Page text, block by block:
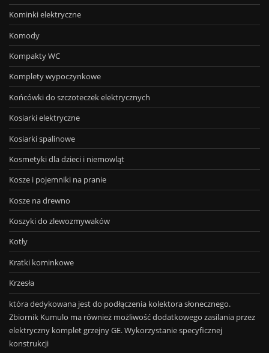
Kominki elektryczne
Komody
Kompakty WC
Komplety wypoczynkowe
Końcówki do szczoteczek elektrycznych
Kosiarki elektryczne
Kosiarki spalinowe
Kosmetyki dla dzieci i niemowląt
Kosze i pojemniki na pranie
Kosze na drewno
Koszyki do zlewozmywaków
Kotły
Kratki kominkowe
Krzesła
która dedykowana jest do podłączenia kolektora słonecznego.
Zbiornik Kumulo ma również możliwość dodatkowego zasilania przez
elektryczny komplet grzejny GE. Wykorzystanie specyficznej
konstrukcji